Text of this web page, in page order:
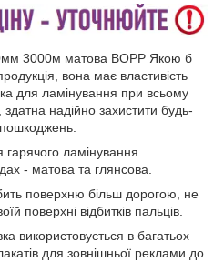
3000м матова BOPP Якою б
вона має властивість
для ламінування при всьому
здатна надійно захистити будь-
пошкоджень.
гарячого ламінування
- матова та глянсова.
поверхню більш дорогою, не
поверхні відбитків пальців.
використовується в багатьох
для зовнішньої реклами до